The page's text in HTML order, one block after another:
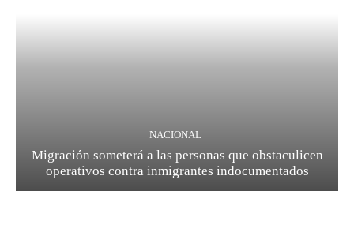
NACIONAL
Migración someterá a las personas que obstaculicen
operativos contra inmigrantes indocumentados